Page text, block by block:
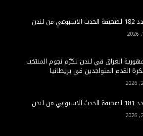
لندن
العراق في لندن تكرّم نجوم المنتخب
القدم المتواجدين في بريطانيا
لندن